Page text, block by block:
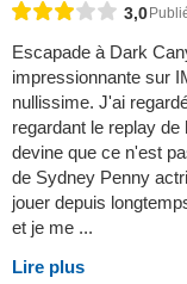
3,0
Escapade à Dark
impressionnante sur
nullissime. J'ai
regardant le replay
devine que ce n'est
de Sydney Penny
jouer depuis
et je me ...
Lire plus